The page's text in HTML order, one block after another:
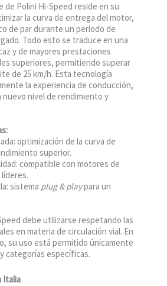
de Polini Hi-Speed reside en su
la curva de entrega del motor,
de par durante un periodo de
Todo esto se traduce en una
y de mayores prestaciones
superiores, permitiendo superar
de 25 km/h. Esta tecnología
la experiencia de conducción,
nivel de rendimiento y
optimización de la curva de
superior.
compatible con motores de
sistema plug & playpara un
debe utilizarse respetando las
en materia de circulación vial. En
su uso está permitido únicamente
categorías específicas.
Italia